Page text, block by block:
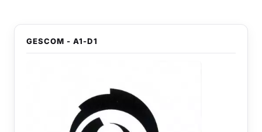
GESCOM - A1-D1